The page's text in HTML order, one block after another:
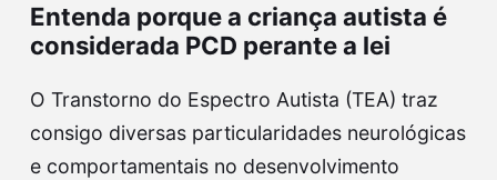
Entenda porque a criança autista é
considerada PCD perante a lei
O Transtorno do Espectro Autista (TEA) traz
consigo diversas particularidades neurológicas
e comportamentais no desenvolvimento